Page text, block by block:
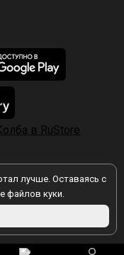
лучше. Оставаясь с
файлов куки.
обработки